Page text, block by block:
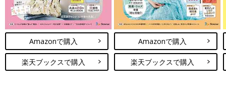
Amazonで購入
楽天ブックスで購入
Amazonで購入
楽天ブックスで購入